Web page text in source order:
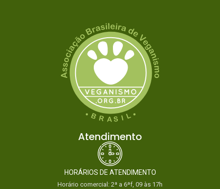
Atendimento
HORÁRIOS DE ATENDIMENTO
Horário comercial: 2ª a 6ªf, 09 às 17h